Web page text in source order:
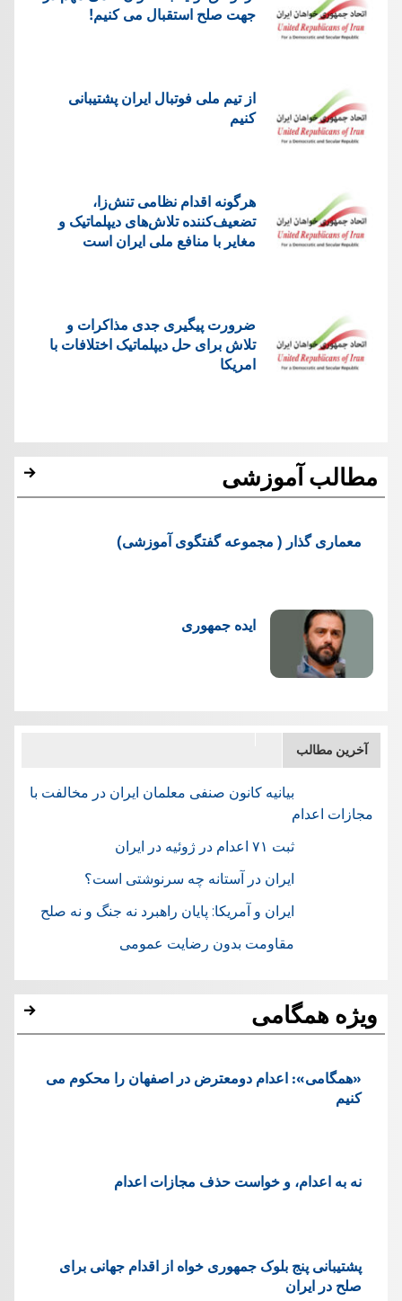
جهت صلح استقبال می کنیم!
از تیم ملی فوتبال ایران پشتیبانی
کنیم
هرگونه اقدام نظامی تنش‌زا،
تضعیف‌کننده تلاش‌های دیپلماتیک و
مغایر با منافع ملی ایران است
ضرورت پیگیری جدی مذاکرات و
تلاش برای حل دیپلماتیک اختلافات با
امریکا
مطالب آموزشی
معماری گذار ( مجموعه گفتگوی آموزشی)
ایده جمهوری
آخرین مطالب
بیانیه کانون صنفی معلمان ایران در مخالفت با
مجازات اعدام
ثبت ۷۱ اعدام در ژوئيه در ایران
ایران در آستانه چه سرنوشتی است؟
ایران و آمریکا: پایان راهبرد نه جنگ و نه صلح
مقاومت بدون رضایت عمومی
ویژه همگامی
«همگامی»: اعدام دومعترض در اصفهان را محکوم می
کنیم
نه به اعدام، و خواست حذف مجازات اعدام
پشتيبانی پنج بلوک جمهوری خواه از اقدام جهانی برای
صلح در ایران